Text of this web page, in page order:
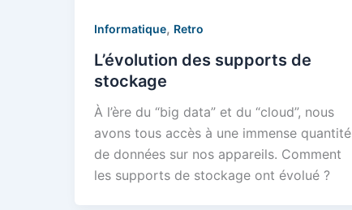
Informatique, Retro
L’évolution des supports de
stockage
À l’ère du “big data” et du “cloud”, nous
avons tous accès à une immense quantité
de données sur nos appareils. Comment
les supports de stockage ont évolué ?